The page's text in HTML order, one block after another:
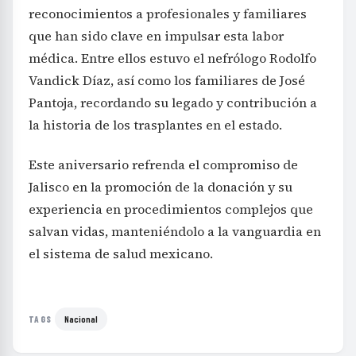
reconocimientos a profesionales y familiares
que han sido clave en impulsar esta labor
médica. Entre ellos estuvo el nefrólogo Rodolfo
Vandick Díaz, así como los familiares de José
Pantoja, recordando su legado y contribución a
la historia de los trasplantes en el estado.
Este aniversario refrenda el compromiso de
Jalisco en la promoción de la donación y su
experiencia en procedimientos complejos que
salvan vidas, manteniéndolo a la vanguardia en
el sistema de salud mexicano.
TAGS Nacional